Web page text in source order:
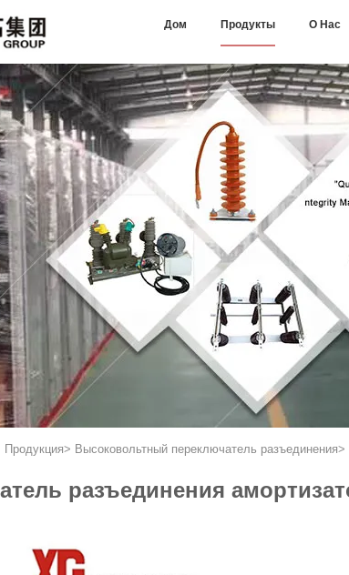
Дом Продукты О Нас
Продукция> Высоковольтный переключатель разъединения>
разъединения